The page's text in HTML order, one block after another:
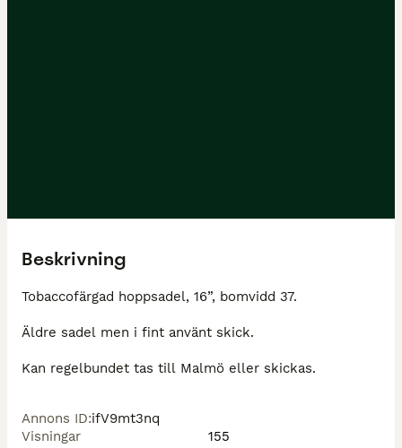
Beskrivning
Tobaccofärgad hoppsadel, 16”, bomvidd 37.
Äldre sadel men i fint använt skick.
Kan regelbundet tas till Malmö eller skickas.
Annons ID:ifV9mt3nq
Visningar
155